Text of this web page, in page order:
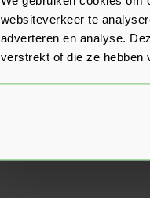
websiteverkeer te
adverteren en analyse.
verstrekt of die ze hebben